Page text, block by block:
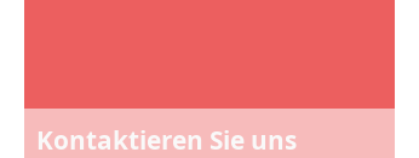
Kontaktieren Sie uns